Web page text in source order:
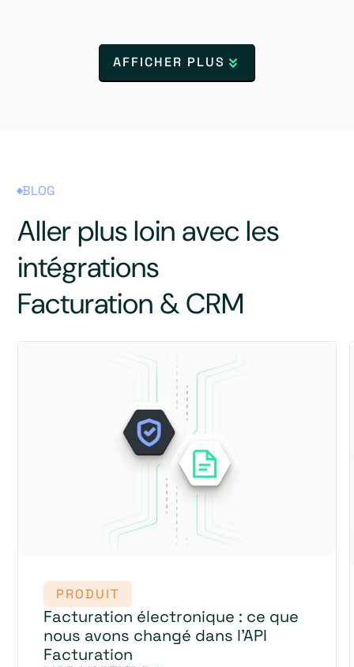
AFFICHER PLUS
BLOG
Aller plus loin avec les
intégrations
Facturation & CRM
PRODUIT
Facturation électronique : ce que
nous avons changé dans l'API
Facturation